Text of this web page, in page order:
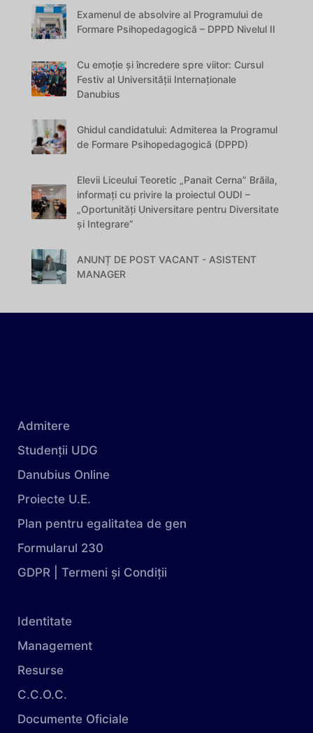
Examenul de absolvire al Programului de
Formare Psihopedagogică – DPPD Nivelul II
Cu emoție și încredere spre viitor: Cursul
Festiv al Universității Internaționale
Danubius
Ghidul candidatului: Admiterea la Programul
de Formare Psihopedagogică (DPPD)
Elevii Liceului Teoretic „Panait Cerna” Brăila,
informați cu privire la proiectul OUDI –
„Oportunități Universitare pentru Diversitate
și Integrare”
ANUNȚ DE POST VACANT - ASISTENT
MANAGER
Admitere
Studenții UDG
Danubius Online
Proiecte U.E.
Plan pentru egalitatea de gen
Formularul 230
GDPR | Termeni și Condiții
Identitate
Management
Resurse
C.C.O.C.
Documente Oficiale